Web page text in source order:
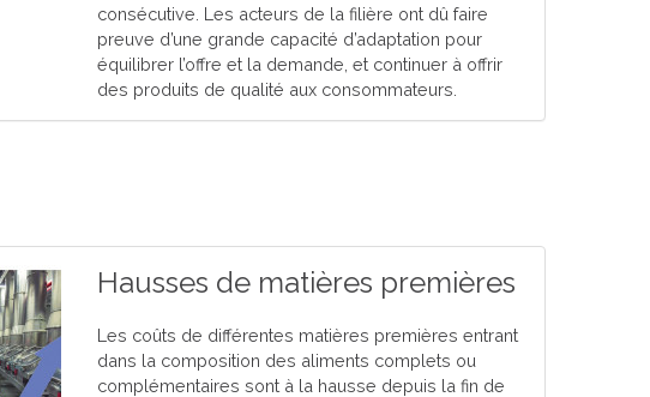
consécutive. Les acteurs de la filière ont dû faire
preuve d’une grande capacité d’adaptation pour
équilibrer l’offre et la demande, et continuer à offrir
des produits de qualité aux consommateurs.
Hausses de matières premières
Les coûts de différentes matières premières entrant
dans la composition des aliments complets ou
complémentaires sont à la hausse depuis la fin de